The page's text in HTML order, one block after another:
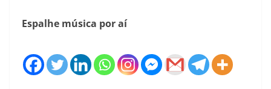
Espalhe música por aí